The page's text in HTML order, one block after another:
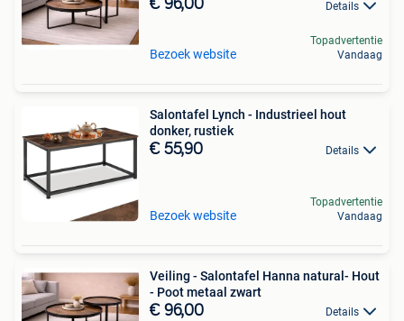
€ 96,00 Details
Bezoek website
Topadvertentie
Vandaag
Salontafel Lynch - Industrieel hout
donker, rustiek
€ 55,90 Details
Bezoek website
Topadvertentie
Vandaag
Veiling - Salontafel Hanna natural- Hout
- Poot metaal zwart
€ 96,00 Details